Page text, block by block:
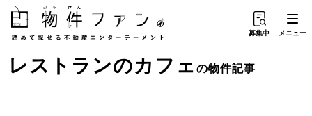
募集中 メニュー
レストランのカフェの物件記事